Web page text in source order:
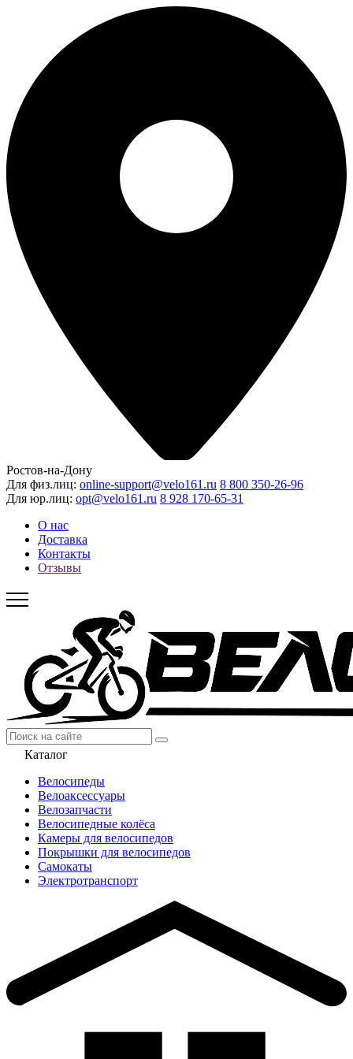
Ростов-на-Дону
Для физ.лиц: online-support@velo161.ru 8 800 350-26-96
Для юр.лиц: opt@velo161.ru 8 928 170-65-31
О нас
Доставка
Контакты
Отзывы
Каталог
Велосипеды
Велоаксессуары
Велозапчасти
Велосипедные колёса
Камеры для велосипедов
Покрышки для велосипедов
Самокаты
Электротранспорт